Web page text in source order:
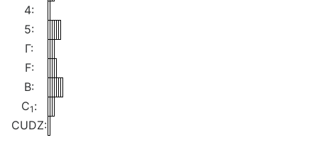
4:
5:
Γ:
F:
B:
C1 :
CUDZ: